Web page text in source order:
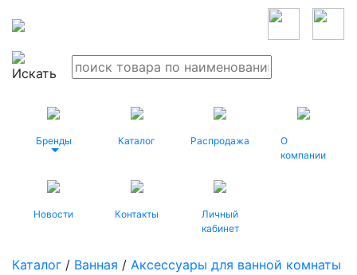
Бренды Каталог Распродажа
О
компании
Новости Контакты
Личный
кабинет
Каталог / Ванная / Аксессуары для ванной комнаты